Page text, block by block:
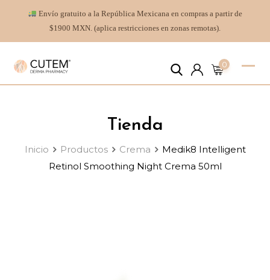
Envío gratuito a la República Mexicana en compras a partir de
$1900 MXN. (aplica restricciones en zonas remotas).
0
Tienda
Inicio Productos Crema
Medik8 Intelligent
Retinol Smoothing Night Crema 50ml